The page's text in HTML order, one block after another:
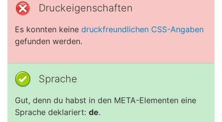
Druckeigenschaften
Es konnten keine druckfreundlichen CSS-Angaben
gefunden werden.
Sprache
Gut, denn du habst in den META-Elementen eine
Sprache deklariert: de.